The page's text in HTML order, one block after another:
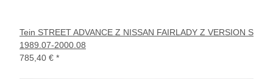
Tein STREET ADVANCE Z NISSAN FAIRLADY Z VERSION S
1989.07-2000.08
785,40 € *